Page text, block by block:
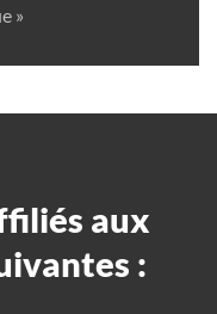
»
aux
: